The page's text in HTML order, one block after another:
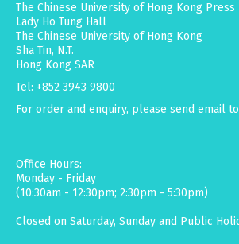
The Chinese University of Hong Kong Press
Lady Ho Tung Hall
The Chinese University of Hong Kong
Sha Tin, N.T.
Hong Kong SAR
Tel: +852 3943 9800
For order and enquiry, please send email to
Office Hours:
Monday - Friday
(10:30am - 12:30pm; 2:30pm - 5:30pm)
Closed on Saturday, Sunday and Public